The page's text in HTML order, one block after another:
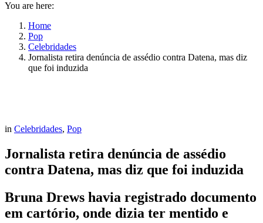
You are here:
Home
Pop
Celebridades
Jornalista retira denúncia de assédio contra Datena, mas diz
que foi induzida
in Celebridades, Pop
Jornalista retira denúncia de assédio
contra Datena, mas diz que foi induzida
Bruna Drews havia registrado documento
em cartório, onde dizia ter mentido e